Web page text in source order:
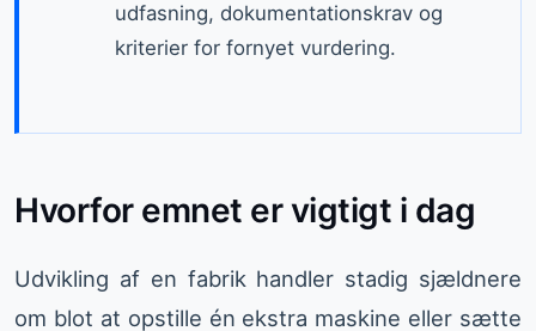
udfasning, dokumentationskrav og
kriterier for fornyet vurdering.
Hvorfor emnet er vigtigt i dag
Udvikling af en fabrik handler stadig sjældnere
om blot at opstille én ekstra maskine eller sætte